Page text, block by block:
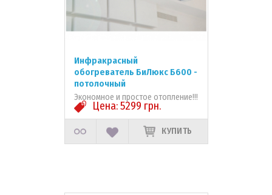
Инфракрасный
обогреватель БиЛюкс Б600 -
потолочный
Экономное и простое отопление!!!
Цена:5299 грн.
КУПИТЬ